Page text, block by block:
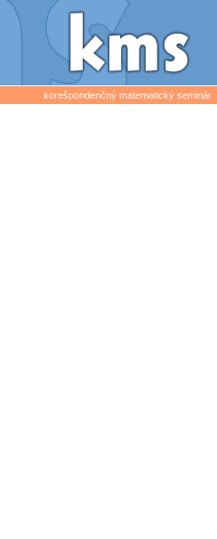
korešpondenčný matematický seminár